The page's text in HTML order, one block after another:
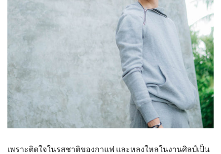
เพราะติดใจในรสชาติของกาแฟ และหลงใหลในงานศิลป์เป็น